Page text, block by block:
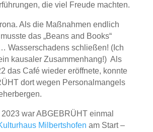
die viel Freude machten.
Als die Maßnahmen endlich
das „Beans and Books“
Wasserschadens schließen! (Ich
kausaler Zusammenhang!) Als
das Café wieder eröffnete, konnte
dort wegen Personalmangels
war ABGEBRÜHT einmal
Milbertshofen am Start –